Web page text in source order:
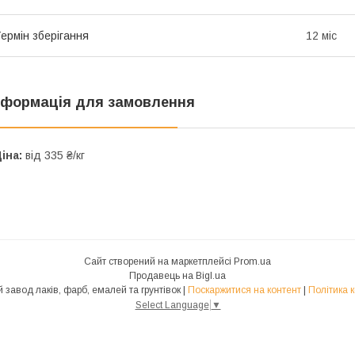
зберігання 12 міс
для замовлення
від 335 ₴/кг
Сайт створений на маркетплейсі Prom.ua
Продавець на Bigl.ua
Лама - Київський завод лаків, фарб, емалей та грунтівок | Поскаржитися на контент | Політика
Select Language ▼